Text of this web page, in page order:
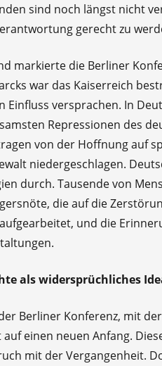
sind noch längst nicht
gerecht zu
markierte die Berliner
war das Kaiserreich
Einfluss versprachen. In
Repressionen des
von der Hoffnung auf
niedergeschlagen.
durch. Tausende von
die auf die
und die
als widersprüchliches
Berliner Konferenz, mit
einen neuen Anfang.
mit der Vergangenheit.